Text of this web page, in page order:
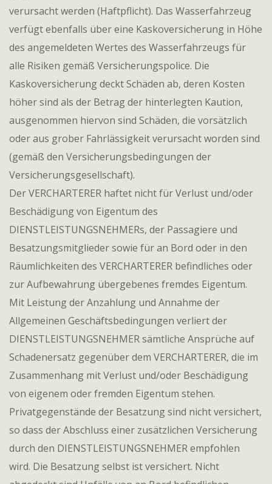
verursacht werden (Haftpflicht). Das Wasserfahrzeug
verfügt ebenfalls über eine Kaskoversicherung in Höhe
des angemeldeten Wertes des Wasserfahrzeugs für
alle Risiken gemäß Versicherungspolice. Die
Kaskoversicherung deckt Schäden ab, deren Kosten
höher sind als der Betrag der hinterlegten Kaution,
ausgenommen hiervon sind Schäden, die vorsätzlich
oder aus grober Fahrlässigkeit verursacht worden sind
(gemäß den Versicherungsbedingungen der
Versicherungsgesellschaft).
Der VERCHARTERER haftet nicht für Verlust und/oder
Beschädigung von Eigentum des
DIENSTLEISTUNGSNEHMERs, der Passagiere und
Besatzungsmitglieder sowie für an Bord oder in den
Räumlichkeiten des VERCHARTERER befindliches oder
zur Aufbewahrung übergebenes fremdes Eigentum.
Mit Leistung der Anzahlung und Annahme der
Allgemeinen Geschäftsbedingungen verliert der
DIENSTLEISTUNGSNEHMER sämtliche Ansprüche auf
Schadenersatz gegenüber dem VERCHARTERER, die im
Zusammenhang mit Verlust und/oder Beschädigung
von eigenem oder fremden Eigentum stehen.
Privatgegenstände der Besatzung sind nicht versichert,
so dass der Abschluss einer zusätzlichen Versicherung
durch den DIENSTLEISTUNGSNEHMER empfohlen
wird. Die Besatzung selbst ist versichert. Nicht